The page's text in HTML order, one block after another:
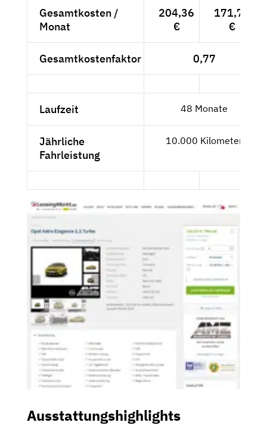
Gesamtkosten /
Monat
204,36
€
171,73
€
Gesamtkostenfaktor 0,77
Laufzeit 48 Monate
Jährliche
Fahrleistung
10.000 Kilometer
Ausstattungshighlights